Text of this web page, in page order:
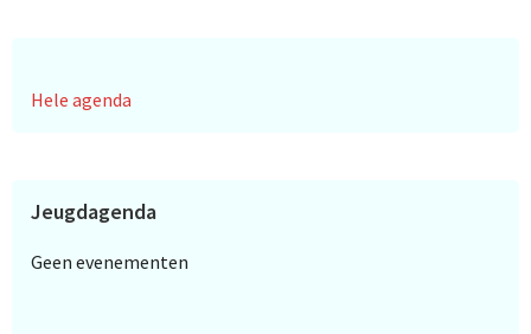
Hele agenda
Jeugdagenda
Geen evenementen